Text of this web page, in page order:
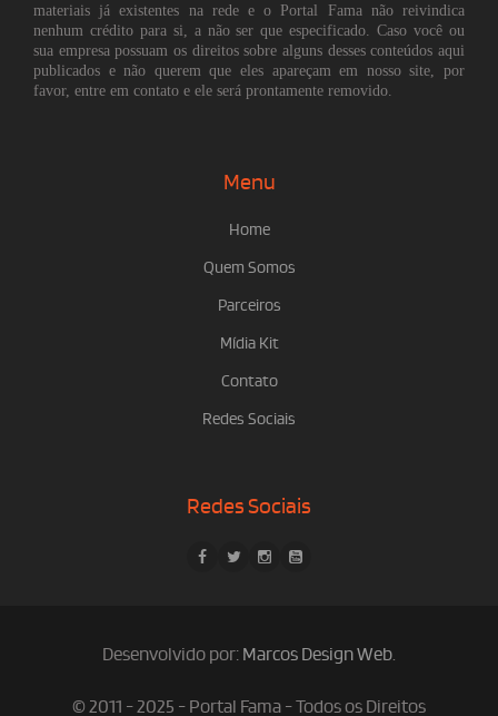
materiais já existentes na rede e o Portal Fama não reivindica
nenhum crédito para si, a não ser que especificado. Caso você ou
sua empresa possuam os direitos sobre alguns desses conteúdos aqui
publicados e não querem que eles apareçam em nosso site, por
favor, entre em contato e ele será prontamente removido.
Menu
Home
Quem Somos
Parceiros
Mídia Kit
Contato
Redes Sociais
Redes Sociais
Desenvolvido por: Marcos Design Web.
© 2011 - 2025 - Portal Fama - Todos os Direitos